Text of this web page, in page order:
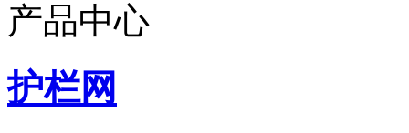
产品中心
护栏网